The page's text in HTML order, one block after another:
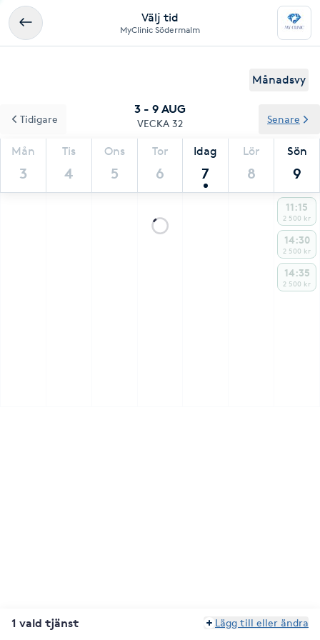
Välj tid
MyClinic Södermalm
Månadsvy
3 - 9 AUG
VECKA 32
Mån
3
Tis
4
Ons
5
Tor
6
Idag
7
Lör
8
Sön
9
Tidigare Senare
11:15
2 500 kr
14:30
2 500 kr
14:35
2 500 kr
1 vald tjänst Lägg till eller ändra